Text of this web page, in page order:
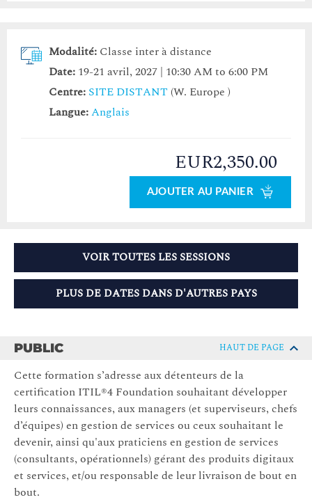
Modalité: Classe inter à distance
Date: 19-21 avril, 2027 | 10:30 AM to 6:00 PM
Centre: SITE DISTANT (W. Europe )
Langue:Anglais
EUR2,350.00
AJOUTER AU PANIER
VOIR TOUTES LES SESSIONS
PLUS DE DATES DANS D'AUTRES PAYS
PUBLIC HAUT DE PAGE
Cette formation s’adresse aux détenteurs de la
certification ITIL®4 Foundation souhaitant développer
leurs connaissances, aux managers (et superviseurs, chefs
d’équipes) en gestion de services ou ceux souhaitant le
devenir, ainsi qu'aux praticiens en gestion de services
(consultants, opérationnels) gérant des produits digitaux
et services, et/ou responsable de leur livraison de bout en
bout.